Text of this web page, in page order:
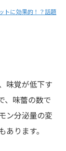
トに効果的！？話題
味覚が低下す
、味蕾の数で
ン分泌量の変
ります。